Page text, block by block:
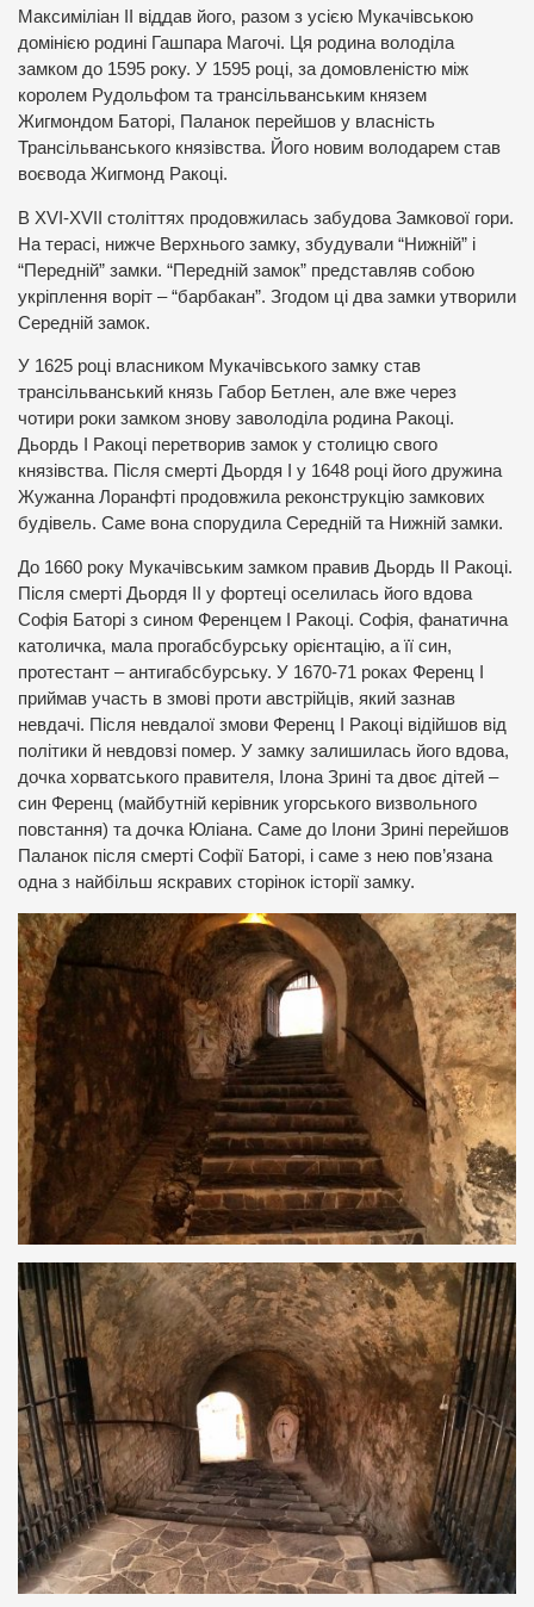
Максиміліан ІІ віддав його, разом з усією Мукачівською
домінією родині Гашпара Магочі. Ця родина володіла
замком до 1595 року. У 1595 році, за домовленістю між
королем Рудольфом та трансільванським князем
Жигмондом Баторі, Паланок перейшов у власність
Трансільванського князівства. Його новим володарем став
воєвода Жигмонд Ракоці.
В XVI-XVII століттях продовжилась забудова Замкової гори.
На терасі, нижче Верхнього замку, збудували “Нижній” і
“Передній” замки. “Передній замок” представляв собою
укріплення воріт – “барбакан”. Згодом ці два замки утворили
Середній замок.
У 1625 році власником Мукачівського замку став
трансільванський князь Габор Бетлен, але вже через
чотири роки замком знову заволоділа родина Ракоці.
Дьордь І Ракоці перетворив замок у столицю свого
князівства. Після смерті Дьордя І у 1648 році його дружина
Жужанна Лоранфті продовжила реконструкцію замкових
будівель. Саме вона спорудила Середній та Нижній замки.
До 1660 року Мукачівським замком правив Дьордь ІІ Ракоці.
Після смерті Дьордя ІІ у фортеці оселилась його вдова
Софія Баторі з сином Ференцем І Ракоці. Софія, фанатична
католичка, мала прогабсбурську орієнтацію, а її син,
протестант – антигабсбурську. У 1670-71 роках Ференц І
приймав участь в змові проти австрійців, який зазнав
невдачі. Після невдалої змови Ференц І Ракоці відійшов від
політики й невдовзі помер. У замку залишилась його вдова,
дочка хорватського правителя, Ілона Зрині та двоє дітей –
син Ференц (майбутній керівник угорського визвольного
повстання) та дочка Юліана. Саме до Ілони Зрині перейшов
Паланок після смерті Софії Баторі, і саме з нею пов’язана
одна з найбільш яскравих сторінок історії замку.